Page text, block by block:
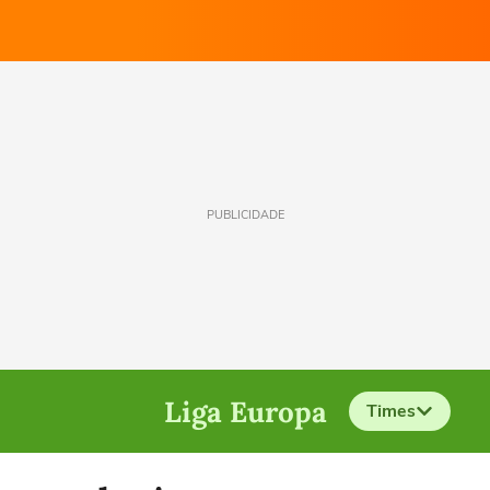
PUBLICIDADE
Liga Europa Times